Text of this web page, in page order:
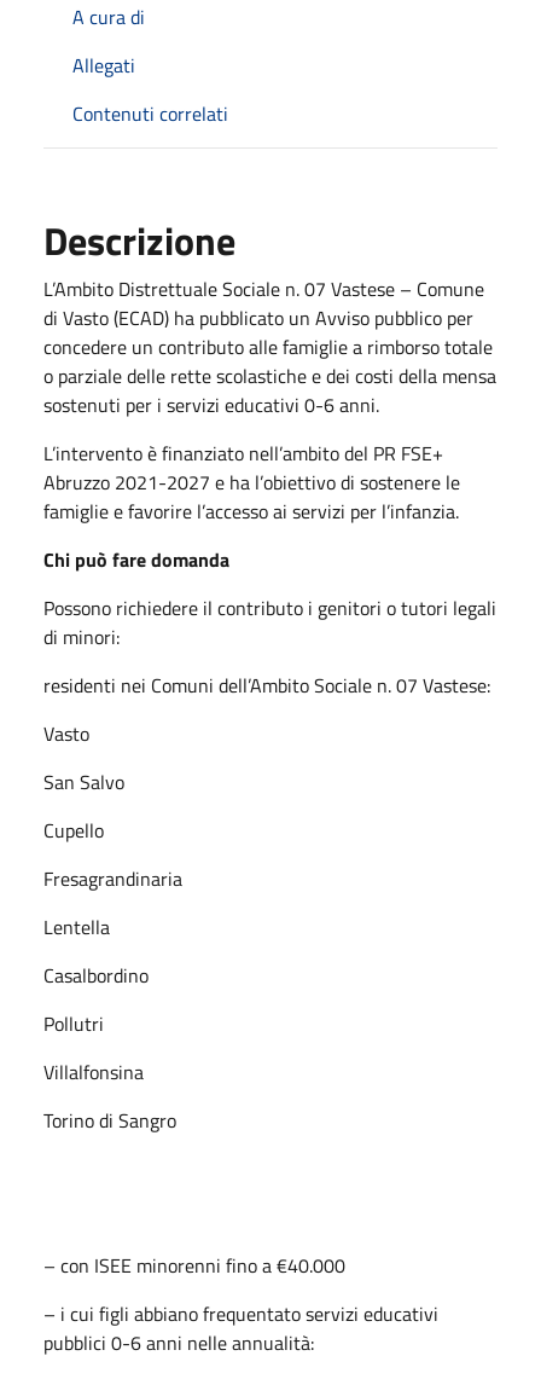
A cura di
Allegati
Contenuti correlati
Descrizione
L’Ambito Distrettuale Sociale n. 07 Vastese – Comune
di Vasto (ECAD) ha pubblicato un Avviso pubblico per
concedere un contributo alle famiglie a rimborso totale
o parziale delle rette scolastiche e dei costi della mensa
sostenuti per i servizi educativi 0-6 anni.
L’intervento è finanziato nell’ambito del PR FSE+
Abruzzo 2021-2027 e ha l’obiettivo di sostenere le
famiglie e favorire l’accesso ai servizi per l’infanzia.
Chi può fare domanda
Possono richiedere il contributo i genitori o tutori legali
di minori:
residenti nei Comuni dell’Ambito Sociale n. 07 Vastese:
Vasto
San Salvo
Cupello
Fresagrandinaria
Lentella
Casalbordino
Pollutri
Villalfonsina
Torino di Sangro
– con ISEE minorenni fino a €40.000
– i cui figli abbiano frequentato servizi educativi
pubblici 0-6 anni nelle annualità: